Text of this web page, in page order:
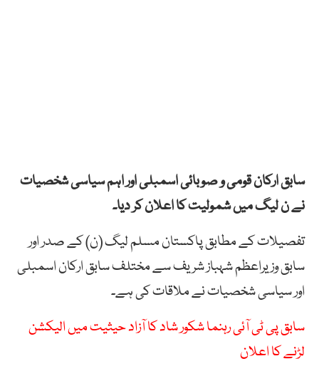
سابق ارکان قومی و صوبائی اسمبلی اور اہم سیاسی شخصیات
نے ن لیگ میں شمولیت کا اعلان کر دیا۔
تفصیلات کے مطابق پاکستان مسلم لیگ (ن) کے صدر اور
سابق وزیراعظم شہباز شریف سے مختلف سابق ارکان اسمبلی
اور سیاسی شخصیات نے ملاقات کی ہے۔
سابق پی ٹی آئی رہنما شکور شاد کا آزاد حیثیت میں الیکشن
لڑنے کا اعلان